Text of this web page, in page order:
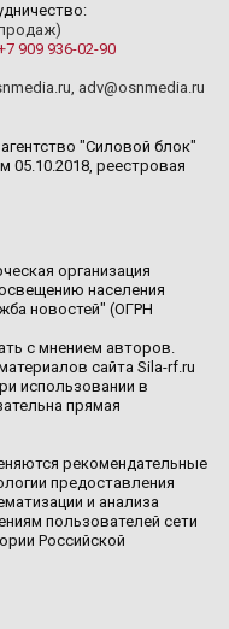
909 936-02-90
, adv@osnmedia.ru
"Силовой блок"
05.10.2018, реестровая
организация
населения
новостей" (ОГРН
с мнением авторов.
сайта Sila-rf.ru
использовании в
прямая
рекомендательные
предоставления
и анализа
пользователей сети
Российской